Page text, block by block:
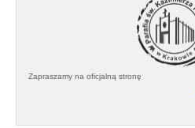
Zapraszamy na oficjalną stronę